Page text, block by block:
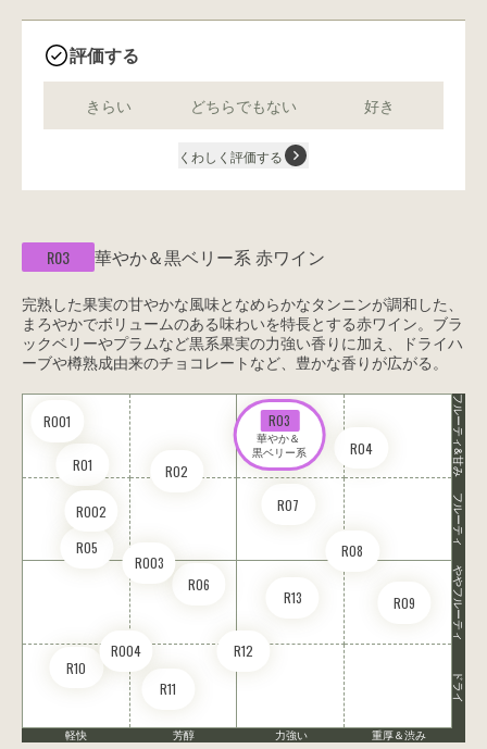
評価する
きらい どちらでもない 好き
くわしく評価する
R03 華やか＆黒ベリー系 赤ワイン
完熟した果実の甘やかな風味となめらかなタンニンが調和した、
まろやかでボリュームのある味わいを特長とする赤ワイン。ブラ
ックベリーやプラムなど黒系果実の力強い香りに加え、ドライハ
ーブや樽熟成由来のチョコレートなど、豊かな香りが広がる。
R01 R02
R03
華やか＆
黒ベリー系
R04
R05
R06
R07
R08
R09
R10
R11
R12
R13
RO01
RO02
RO03
RO04
フルーティ&甘み
フルーティ
ややフルーティ
ドライ
軽快 芳醇 力強い 重厚＆渋み